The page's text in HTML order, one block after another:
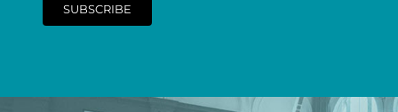
SUBSCRIBE